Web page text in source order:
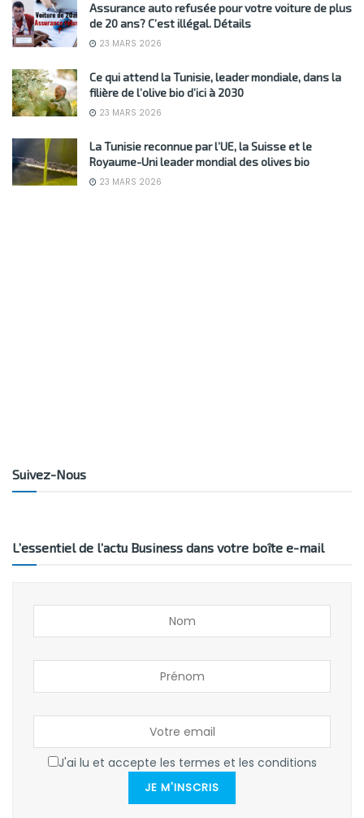
Assurance auto refusée pour votre voiture de plus
de 20 ans? C’est illégal. Détails
23 MARS 2026
Ce qui attend la Tunisie, leader mondiale, dans la
filière de l’olive bio d’ici à 2030
23 MARS 2026
La Tunisie reconnue par l’UE, la Suisse et le
Royaume-Uni leader mondial des olives bio
23 MARS 2026
Suivez-Nous
L’essentiel de l’actu Business dans votre boîte e-mail
J'ai lu et accepte les termes et les conditions
JE M'INSCRIS